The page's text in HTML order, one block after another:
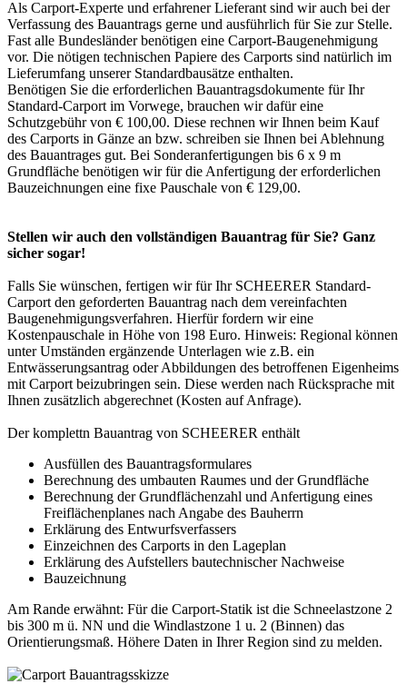
Als Carport-Experte und erfahrener Lieferant sind wir auch bei der
Verfassung des Bauantrags gerne und ausführlich für Sie zur Stelle.
Fast alle Bundesländer benötigen eine Carport-Baugenehmigung
vor. Die nötigen technischen Papiere des Carports sind natürlich im
Lieferumfang unserer Standardbausätze enthalten.
Benötigen Sie die erforderlichen Bauantragsdokumente für Ihr
Standard-Carport im Vorwege, brauchen wir dafür eine
Schutzgebühr von € 100,00. Diese rechnen wir Ihnen beim Kauf
des Carports in Gänze an bzw. schreiben sie Ihnen bei Ablehnung
des Bauantrages gut. Bei Sonderanfertigungen bis 6 x 9 m
Grundfläche benötigen wir für die Anfertigung der erforderlichen
Bauzeichnungen eine fixe Pauschale von € 129,00.
Stellen wir auch den vollständigen Bauantrag für Sie? Ganz
sicher sogar!
Falls Sie wünschen, fertigen wir für Ihr SCHEERER Standard-
Carport den geforderten Bauantrag nach dem vereinfachten
Baugenehmigungsverfahren. Hierfür fordern wir eine
Kostenpauschale in Höhe von 198 Euro. Hinweis: Regional können
unter Umständen ergänzende Unterlagen wie z.B. ein
Entwässerungsantrag oder Abbildungen des betroffenen Eigenheims
mit Carport beizubringen sein. Diese werden nach Rücksprache mit
Ihnen zusätzlich abgerechnet (Kosten auf Anfrage).
Der komplettn Bauantrag von SCHEERER enthält
Ausfüllen des Bauantragsformulares
Berechnung des umbauten Raumes und der Grundfläche
Berechnung der Grundflächenzahl und Anfertigung eines
Freiflächenplanes nach Angabe des Bauherrn
Erklärung des Entwurfsverfassers
Einzeichnen des Carports in den Lageplan
Erklärung des Aufstellers bautechnischer Nachweise
Bauzeichnung
Am Rande erwähnt: Für die Carport-Statik ist die Schneelastzone 2
bis 300 m ü. NN und die Windlastzone 1 u. 2 (Binnen) das
Orientierungsmaß. Höhere Daten in Ihrer Region sind zu melden.